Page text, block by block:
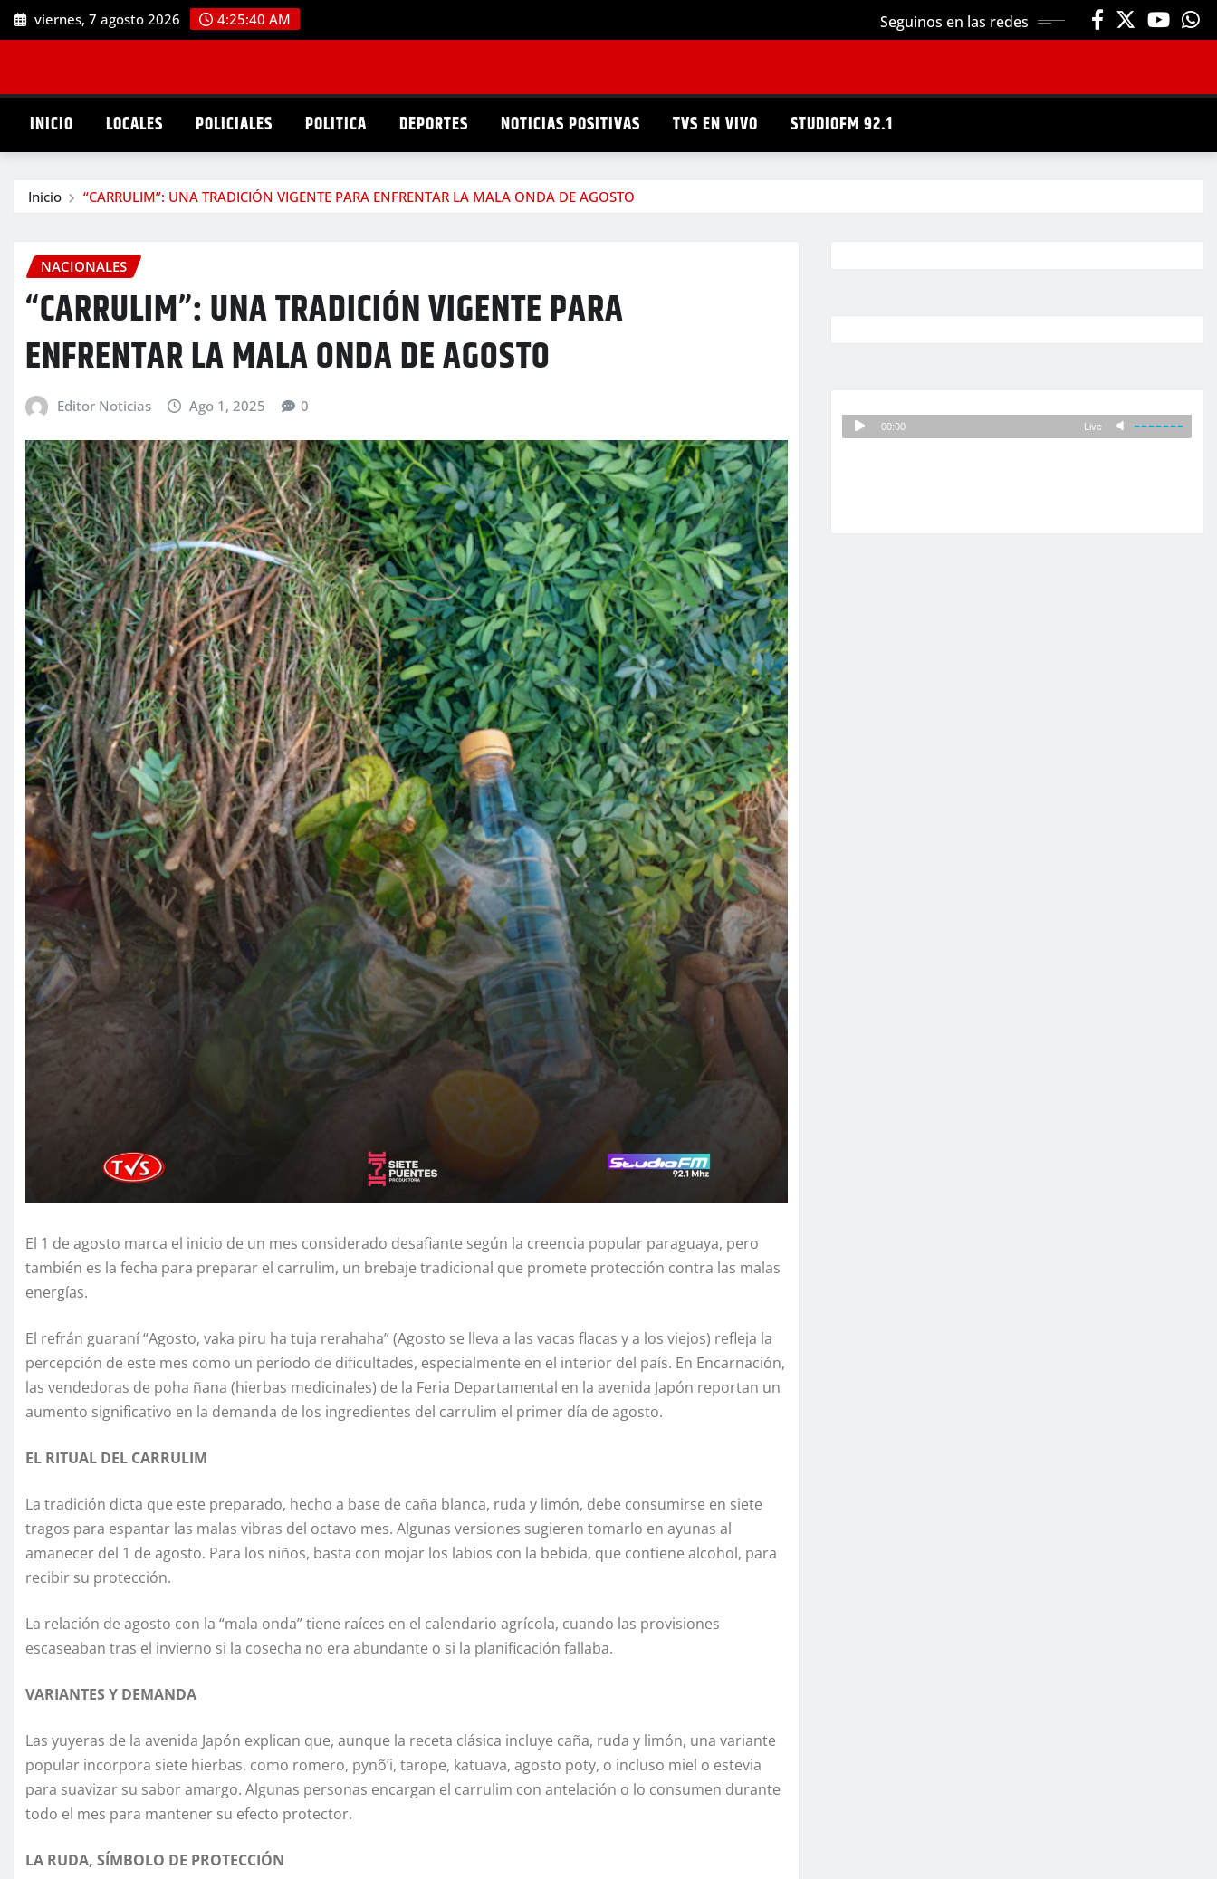
Saltar
al
viernes, 7 agosto 2026 4:25:41 AM Seguinos en las redes
INICIO LOCALES POLICIALES POLITICA DEPORTES NOTICIAS POSITIVAS TVS EN VIVO STUDIOFM 92.1
Inicio “CARRULIM”: UNA TRADICIÓN VIGENTE PARA ENFRENTAR LA MALA ONDA DE AGOSTO
NACIONALES
“CARRULIM”: UNA TRADICIÓN VIGENTE PARA
ENFRENTAR LA MALA ONDA DE AGOSTO
Editor Noticias Ago 1, 2025 0
El 1 de agosto marca el inicio de un mes considerado desafiante según la creencia popular paraguaya, pero
también es la fecha para preparar el carrulim, un brebaje tradicional que promete protección contra las malas
energías.
El refrán guaraní “Agosto, vaka piru ha tuja rerahaha” (Agosto se lleva a las vacas flacas y a los viejos) refleja la
percepción de este mes como un período de dificultades, especialmente en el interior del país. En Encarnación,
las vendedoras de poha ñana (hierbas medicinales) de la Feria Departamental en la avenida Japón reportan un
aumento significativo en la demanda de los ingredientes del carrulim el primer día de agosto.
EL RITUAL DEL CARRULIM
La tradición dicta que este preparado, hecho a base de caña blanca, ruda y limón, debe consumirse en siete
tragos para espantar las malas vibras del octavo mes. Algunas versiones sugieren tomarlo en ayunas al
amanecer del 1 de agosto. Para los niños, basta con mojar los labios con la bebida, que contiene alcohol, para
recibir su protección.
La relación de agosto con la “mala onda” tiene raíces en el calendario agrícola, cuando las provisiones
escaseaban tras el invierno si la cosecha no era abundante o si la planificación fallaba.
VARIANTES Y DEMANDA
Las yuyeras de la avenida Japón explican que, aunque la receta clásica incluye caña, ruda y limón, una variante
popular incorpora siete hierbas, como romero, pynõ’i, tarope, katuava, agosto poty, o incluso miel o estevia
para suavizar su sabor amargo. Algunas personas encargan el carrulim con antelación o lo consumen durante
todo el mes para mantener su efecto protector.
LA RUDA, SÍMBOLO DE PROTECCIÓN